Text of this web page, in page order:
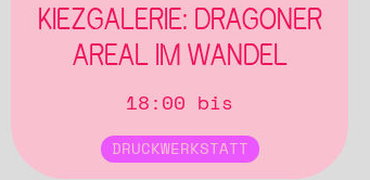
KIEZGALERIE: DRAGONER
AREAL IM WANDEL
18:00 bis
DRUCKWERKSTATT